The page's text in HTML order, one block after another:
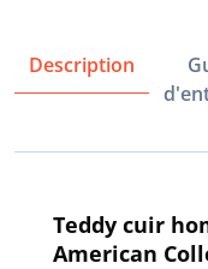
Description
Teddy cuir
American